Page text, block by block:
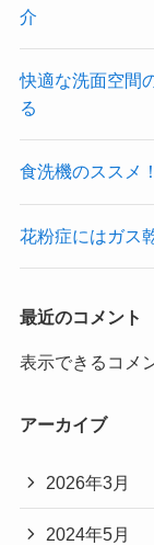
介
快適な洗面空間
る
食洗機のススメ
花粉症にはガス
最近のコメント
表示できるコメ
アーカイブ
2026年3月
2024年5月